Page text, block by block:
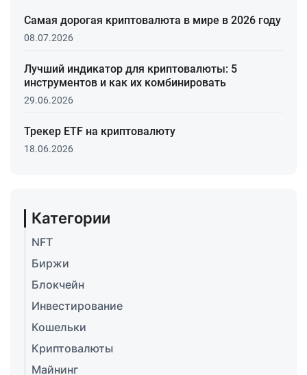
Самая дорогая криптовалюта в мире в 2026 году
08.07.2026
Лучший индикатор для криптовалюты: 5
инструментов и как их комбинировать
29.06.2026
Трекер ETF на криптовалюту
18.06.2026
Категории
NFT
Биржи
Блокчейн
Инвестирование
Кошельки
Криптовалюты
Майнинг